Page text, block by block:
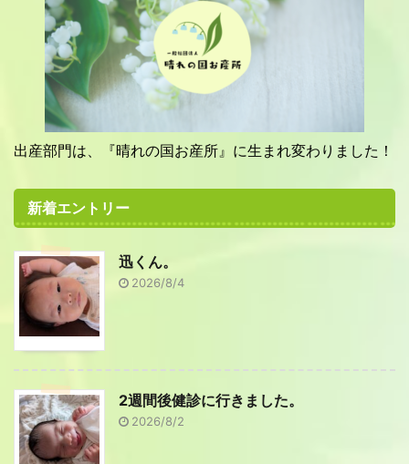
出産部門は、『晴れの国お産所』に生まれ変わりました！
新着エントリー
迅くん。
2026/8/4
2週間後健診に行きました。
2026/8/2